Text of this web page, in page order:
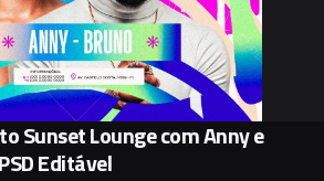
Sunset Lounge com Anny e
Editável